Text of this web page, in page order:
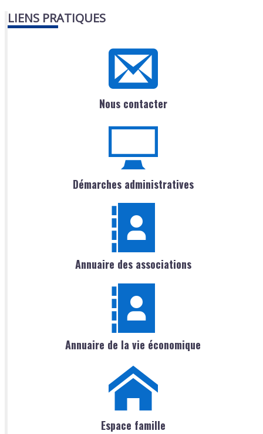
LIENS PRATIQUES
Nous contacter
Démarches administratives
Annuaire des associations
Annuaire de la vie économique
Espace famille